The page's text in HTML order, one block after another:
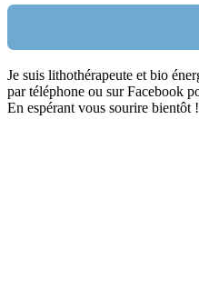
Nom:
email:
Je suis lithothérapeute et bio
par téléphone ou sur Facebook
En espérant vous sourire bientôt !